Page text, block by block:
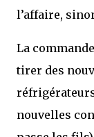
l’affaire,
La
tirer des
nouvelles